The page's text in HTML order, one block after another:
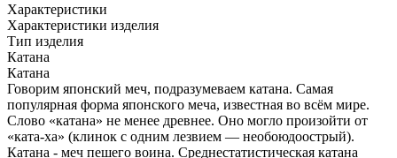
Характеристики
Характеристики изделия
Тип изделия
Катана
Катана
Говорим японский меч, подразумеваем катана. Самая
популярная форма японского меча, известная во всём мире.
Слово «катана» не менее древнее. Оно могло произойти от
«ката-ха» (клинок с одним лезвием — необоюдоострый).
Катана - меч пешего воина. Среднестатистическая катана